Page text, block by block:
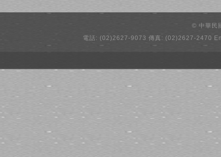
© 中華民
電話: (02)2627-9073 傳真: (02)2627-2470